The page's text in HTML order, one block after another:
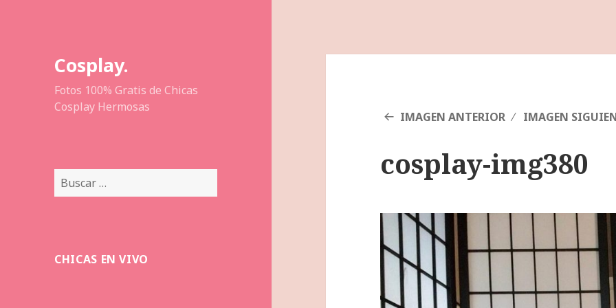
Cosplay.
Fotos 100% Gratis de Chicas
Cosplay Hermosas
Buscar:
CHICAS EN VIVO
IMAGEN ANTERIOR IMAGEN
cosplay-img380